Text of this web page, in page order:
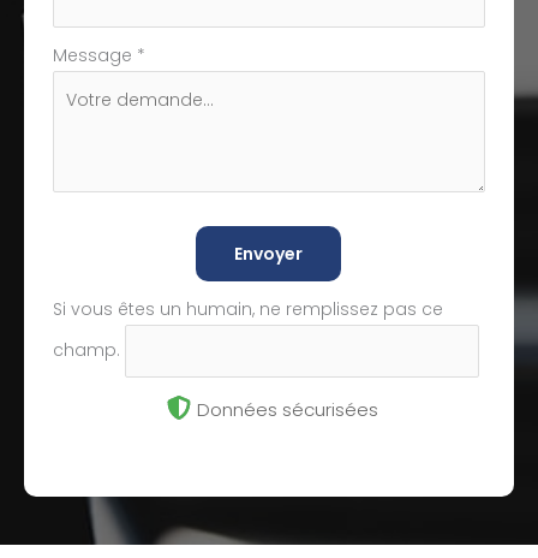
Message *
Envoyer
Si vous êtes un humain, ne remplissez pas ce
champ.
Données sécurisées